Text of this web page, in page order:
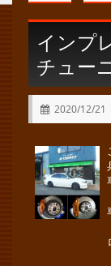
インプ
チュー
2020/12/21